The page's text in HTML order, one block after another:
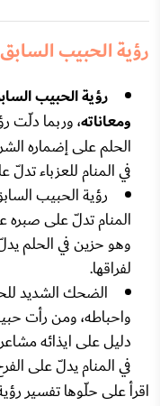
رؤية الحبيب
رؤية الحبيب
ومعاناته، وربما دلّت
الحلم على إضماره
في المنام للعزباء تدلّ
رؤية الحبيب
المنام تدلّ على صبره
وهو حزين في الحلم
لفراقها.
الضحك الشديد
واحباطه، ومن رأت
دليل على ايذائه
في المنام يدلّ على
اقرأ على حلّوها تفسير